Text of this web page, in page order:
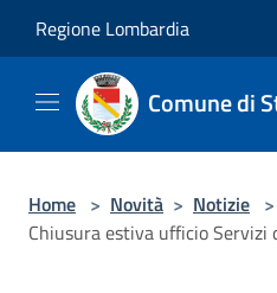
Regione Lombardia
Comune di
Home > Novità > Notizie >
Chiusura estiva ufficio Servizi